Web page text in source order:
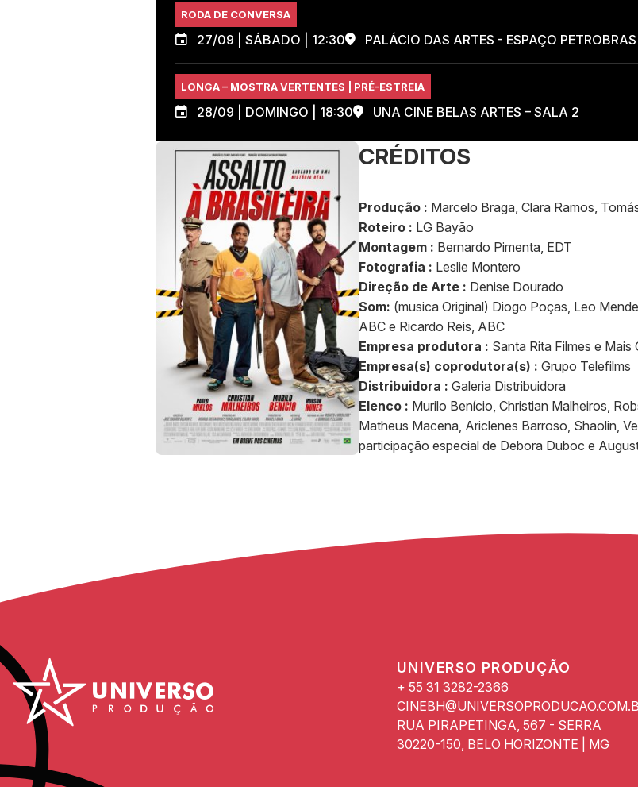
RODA DE CONVERSA
27/09 | SÁBADO | 12:30 PALÁCIO DAS ARTES - ESPAÇO
LONGA – MOSTRA VERTENTES | PRÉ-ESTREIA
28/09 | DOMINGO | 18:30 UNA CINE BELAS ARTES – SALA 2
CRÉDITOS
Produção : Marcelo Braga, Clara Ramos,
Roteiro : LG Bayão
Montagem : Bernardo Pimenta, EDT
Fotografia : Leslie Montero
Direção de Arte : Denise Dourado
Som: (musica Original) Diogo Poças, Leo
ABC e Ricardo Reis, ABC
Empresa produtora : Santa Rita Filmes e Mais
Empresa(s) coprodutora(s) : Grupo Telefilms
Distribuidora : Galeria Distribuidora
Elenco : Murilo Benício, Christian Malheiros,
Matheus Macena, Ariclenes Barroso, Shaolin,
participação especial de Debora Duboc e
UNIVERSO PRODUÇÃO
+ 55 31 3282-2366
RUA PIRAPETINGA, 567 - SERRA
30220-150, BELO HORIZONTE | MG